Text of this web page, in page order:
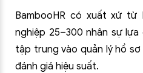
BambooHR có xuất xứ từ
nghiệp 25–300 nhân sự
tập trung vào quản lý hồ
đánh giá hiệu suất.